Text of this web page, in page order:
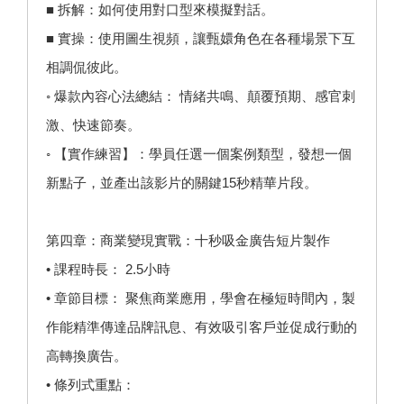
■ 拆解：如何使用對口型來模擬對話。
■ 實操：使用圖生視頻，讓甄嬛角色在各種場景下互
相調侃彼此。
◦ 爆款內容心法總結： 情緒共鳴、顛覆預期、感官刺
激、快速節奏。
◦ 【實作練習】：學員任選一個案例類型，發想一個
新點子，並產出該影片的關鍵15秒精華片段。
第四章：商業變現實戰：十秒吸金廣告短片製作
• 課程時長： 2.5小時
• 章節目標： 聚焦商業應用，學會在極短時間內，製
作能精準傳達品牌訊息、有效吸引客戶並促成行動的
高轉換廣告。
• 條列式重點：